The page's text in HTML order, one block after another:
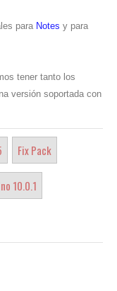
para Notes y para
tener tanto los
versión soportada con
Fix Pack
10.0.1